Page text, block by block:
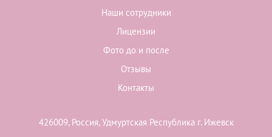
Наши сотрудники
Лицензии
Фото до и после
Отзывы
Контакты
426009, Россия, Удмуртская Республика г. Ижевск